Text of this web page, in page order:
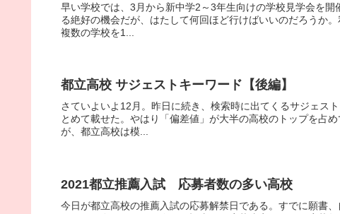
早い学校では、3月から新中学2～3年生向けの学校見学会を
る絶好の機会だが、はたして何回ほど行けばいいのだろうか
複数の学校を1...
都立高校 サジェストキーワード【後編】
さていよいよ12月。昨日に続き、検索時に出てくるサジェス
とめて載せた。やはり「偏差値」が大半の高校のトップを占
が、都立高校は模...
2021都立推薦入試 応募者数の多い高校
今日が都立高校の推薦入試の応募解禁日である。すでに願書